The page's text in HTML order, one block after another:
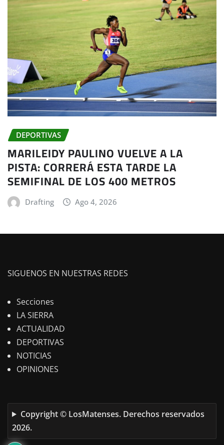
DEPORTIVAS
MARILEIDY PAULINO VUELVE A LA
PISTA: CORRERÁ ESTA TARDE LA
SEMIFINAL DE LOS 400 METROS
Drafting Ago 4, 2026
SIGUENOS EN NUESTRAS REDES
Secciones
LA SIERRA
ACTUALIDAD
DEPORTIVAS
NOTICIAS
OPINIONES
Copyright © LosMatenses. Derechos reservados
2026.